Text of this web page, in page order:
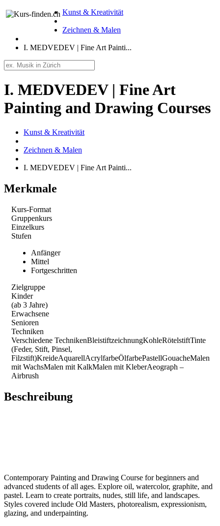
Kunst & Kreativität
Zeichnen & Malen
I. MEDVEDEV | Fine Art Painti...
I. MEDVEDEV | Fine Art
Painting and Drawing Courses
Kunst & Kreativität
Zeichnen & Malen
I. MEDVEDEV | Fine Art Painti...
Merkmale
Kurs-Format
Gruppenkurs
Einzelkurs
Stufen
Anfänger
Mittel
Fortgeschritten
Zielgruppe
Kinder
(ab 3 Jahre)
Erwachsene
Senioren
Techniken
Verschiedene TechnikenBleistiftzeichnungKohleRötelstiftTinte
(Feder, Stift, Pinsel,
Filzstift)KreideAquarellAcrylfarbeÖlfarbePastellGouacheMalen
mit WachsMalen mit KalkMalen mit KleberAeograph –
Airbrush
Beschreibung
Contemporary Painting and Drawing Course for beginners and
advanced students of all ages. Explore oil, watercolor, graphite, and
pastel. Learn to create portraits, nudes, still life, and landscapes.
Styles covered include Old Masters, photorealism, expressionism,
glazing, and underpainting.